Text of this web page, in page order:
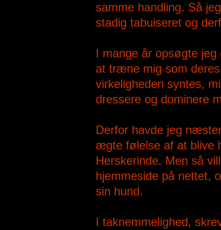
samme handling. Så
stadig tabuiseret og
I mange år opsøgte
at træne mig som
virkeligheden syntes,
dressere og dominere
Derfor havde jeg
ægte følelse af at blive
Herskerinde. Men så
hjemmeside på nettet,
sin hund.
I taknemmelighed,